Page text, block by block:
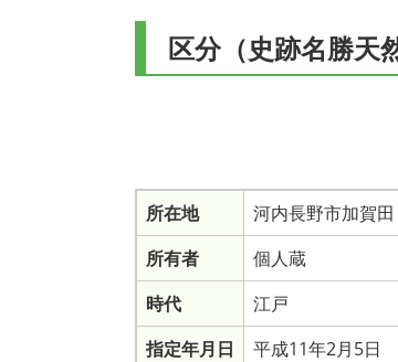
区分（史跡名勝天
所在地
河内長野市加賀田
所有者
個人蔵
時代
江戸
指定年月日
平成11年2月5日